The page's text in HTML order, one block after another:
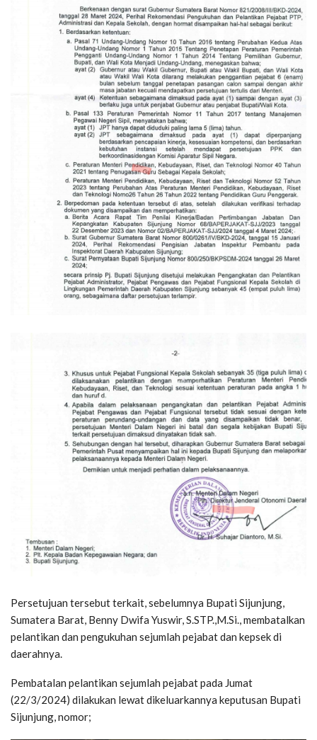
Persetujuan tersebut terkait, sebelumnya Bupati Sijunjung,
Sumatera Barat, Benny Dwifa Yuswir, S.STP.,M.Si., membatalkan
pelantikan dan pengukuhan sejumlah pejabat dan kepsek di
daerahnya.
Pembatalan pelantikan sejumlah pejabat pada Jumat
(22/3/2024) dilakukan lewat dikeluarkannya keputusan Bupati
Sijunjung, nomor;